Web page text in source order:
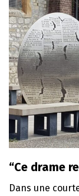
“Ce drame
Dans une